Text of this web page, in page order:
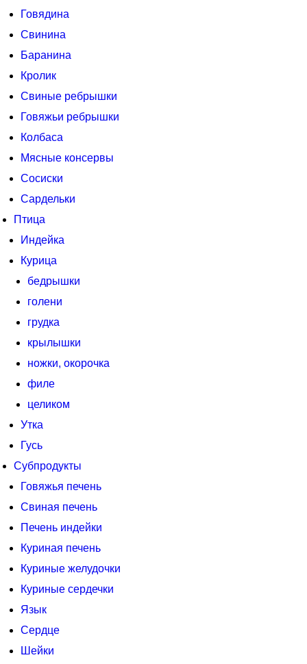
Говядина
Свинина
Баранина
Кролик
Свиные ребрышки
Говяжьи ребрышки
Колбаса
Мясные консервы
Сосиски
Сардельки
Птица
Индейка
Курица
бедрышки
голени
грудка
крылышки
ножки, окорочка
филе
целиком
Утка
Гусь
Субпродукты
Говяжья печень
Свиная печень
Печень индейки
Куриная печень
Куриные желудочки
Куриные сердечки
Язык
Сердце
Шейки